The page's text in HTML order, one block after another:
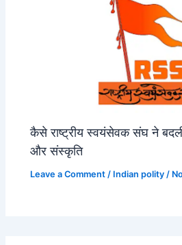
कैसे राष्ट्रीय स्वयंसेवक संघ ने
और संस्कृति
Leave a Comment / Indian polity /